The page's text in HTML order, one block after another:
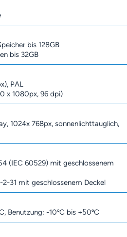
bis 128GB
bis 32GB
PAL
x 1080px, 96 dpi)
1024x 768px, sonnenlichttauglich,
(IEC 60529) mit geschlossenem
31 mit geschlossenem Deckel
Benutzung: -10ºC bis +50ºC